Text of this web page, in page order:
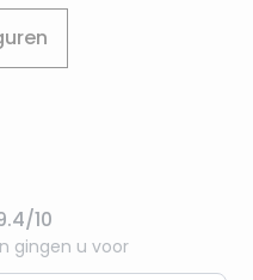
10
gingen u voor